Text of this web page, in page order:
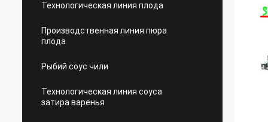
Технологическая линия плода
Производственная линия пюра
плода
Рыбий соус чили
Технологическая линия соуса
затира варенья